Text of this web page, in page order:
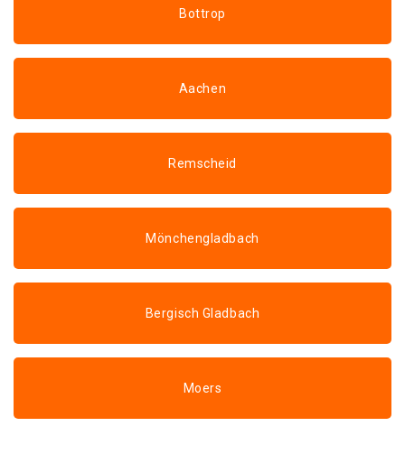
Bottrop
Aachen
Remscheid
Mönchengladbach
Bergisch Gladbach
Moers